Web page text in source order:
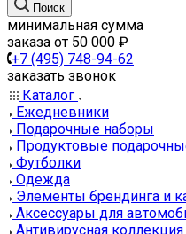
Поиск
минимальная сумма
заказа от 50 000 ₽
+7 (495) 748-94-62
заказать звонок
Каталог
Ежедневники
Подарочные наборы
Продуктовые
Футболки
Одежда
Элементы брендинга и
Аксессуары для
Антивирусная коллекция